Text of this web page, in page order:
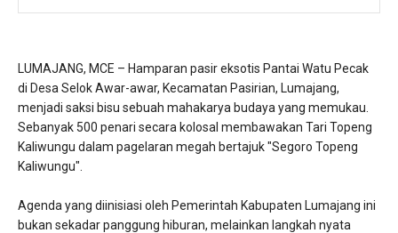
LUMAJANG, MCE – Hamparan pasir eksotis Pantai Watu Pecak
di Desa Selok Awar-awar, Kecamatan Pasirian, Lumajang,
menjadi saksi bisu sebuah mahakarya budaya yang memukau.
Sebanyak 500 penari secara kolosal membawakan Tari Topeng
Kaliwungu dalam pagelaran megah bertajuk "Segoro Topeng
Kaliwungu".
​Agenda yang diinisiasi oleh Pemerintah Kabupaten Lumajang ini
bukan sekadar panggung hiburan, melainkan langkah nyata